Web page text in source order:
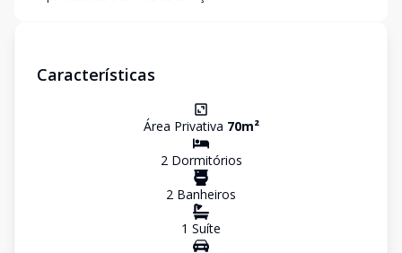
Características
Área Privativa 70m²
2Dormitórios
2 Banheiros
1 Suíte